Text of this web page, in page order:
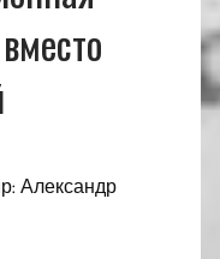
Александр